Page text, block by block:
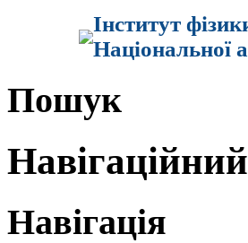
Інститут
Національної
Пошук
Навігація